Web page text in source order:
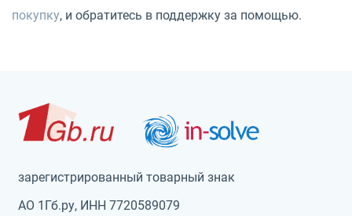
покупку, и обратитесь в поддержку за помощью.
зарегистрированный товарный знак
АО 1Гб.ру, ИНН 7720589079